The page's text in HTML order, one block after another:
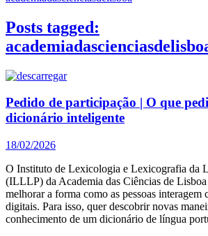
Posts tagged:
Pedido de participação | O que
dicionário inteligente
18/02/2026
O Instituto de Lexicologia e Lexicografia da
(ILLLP) da Academia das Ciências de Lisboa
melhorar a forma como as pessoas interagem
digitais. Para isso, quer descobrir novas
conhecimento de um dicionário de língua